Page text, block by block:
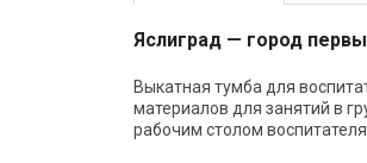
Яслиград — город
Выкатная тумба для
материалов для занятий в
рабочим столом воспитателя.